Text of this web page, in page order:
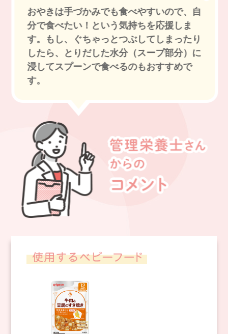
おやきは手づかみでも食べやすいので、自
分で食べたい！という気持ちを応援しま
す。もし、ぐちゃっとつぶしてしまったり
したら、とりだした水分（スープ部分）に
浸してスプーンで食べるのもおすすめで
す。